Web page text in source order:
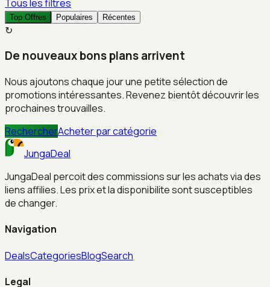
Tous les filtres
Top Offres Populaires Récentes
↻
De nouveaux bons plans arrivent
Nous ajoutons chaque jour une petite sélection de
promotions intéressantes. Revenez bientôt découvrir les
prochaines trouvailles.
RechercherAcheter par catégorie
JungaDeal
JungaDeal percoit des commissions sur les achats via des
liens affilies. Les prix et la disponibilite sont susceptibles
de changer.
Navigation
DealsCategoriesBlogSearch
Legal